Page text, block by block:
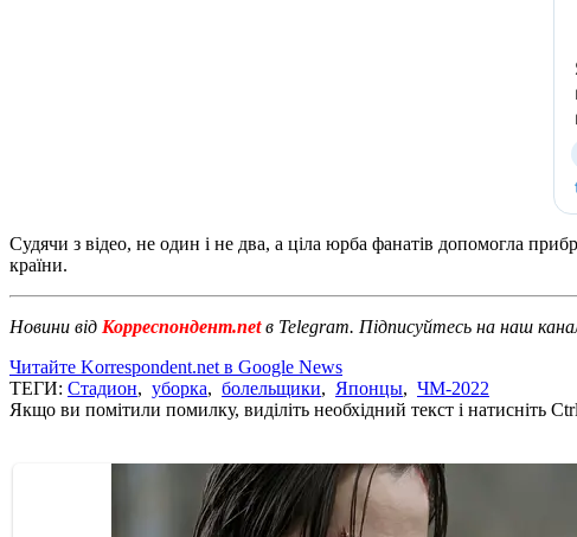
Судячи з відео, не один і не два, а ціла юрба фанатів допомогла
країни.
Новини від Корреспондент.netв Telegram. Підписуйтесь на наш
Читайте Korrespondent.net в Google News
ТЕГИ: Стадион, уборка, болельщики, Японцы, ЧМ-2022
Якщо ви помітили помилку, виділіть необхідний текст і натисніть